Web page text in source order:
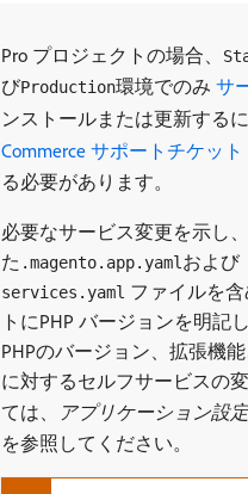
Pro プロジェクトの場合、
びProduction環境でのみ サ
ンストールまたは更新するに
Commerce サポートチケット ​
る必要があります。
必要なサービス変更を示し
た .magento.app.yaml および
services.yaml ファイルを
トにPHP バージョンを明記し
PHPのバージョン、拡張機
に対するセルフサービスの
ては、
アプリケーション設定
を参照してください。